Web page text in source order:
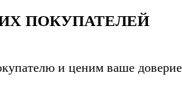
ПОКУПАТЕЛЕЙ
и ценим ваше доверие